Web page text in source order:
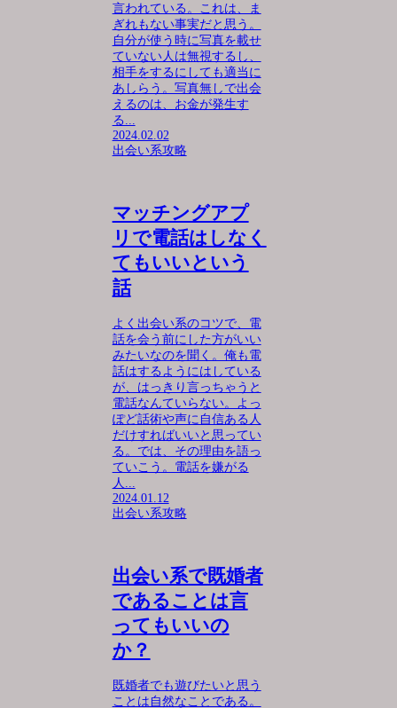
言われている。これは、ま
ぎれもない事実だと思う。
自分が使う時に写真を載せ
ていない人は無視するし、
相手をするにしても適当に
あしらう。写真無しで出会
えるのは、お金が発生す
る...
2024.02.02
出会い系攻略
マッチングアプ
リで電話はしなく
てもいいという
話
よく出会い系のコツで、電
話を会う前にした方がいい
みたいなのを聞く。俺も電
話はするようにはしている
が、はっきり言っちゃうと
電話なんていらない。よっ
ぽど話術や声に自信ある人
だけすればいいと思ってい
る。では、その理由を語っ
ていこう。電話を嫌がる
人...
2024.01.12
出会い系攻略
出会い系で既婚者
であることは言
ってもいいの
か？
既婚者でも遊びたいと思う
ことは自然なことである。